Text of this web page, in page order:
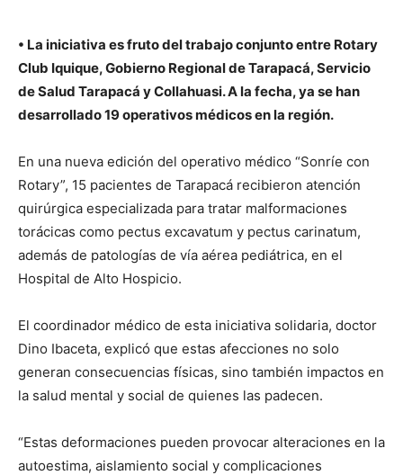
• La iniciativa es fruto del trabajo conjunto entre Rotary
Club Iquique, Gobierno Regional de Tarapacá, Servicio
de Salud Tarapacá y Collahuasi. A la fecha, ya se han
desarrollado 19 operativos médicos en la región.
En una nueva edición del operativo médico “Sonríe con
Rotary”, 15 pacientes de Tarapacá recibieron atención
quirúrgica especializada para tratar malformaciones
torácicas como pectus excavatum y pectus carinatum,
además de patologías de vía aérea pediátrica, en el
Hospital de Alto Hospicio.
El coordinador médico de esta iniciativa solidaria, doctor
Dino Ibaceta, explicó que estas afecciones no solo
generan consecuencias físicas, sino también impactos en
la salud mental y social de quienes las padecen.
“Estas deformaciones pueden provocar alteraciones en la
autoestima, aislamiento social y complicaciones